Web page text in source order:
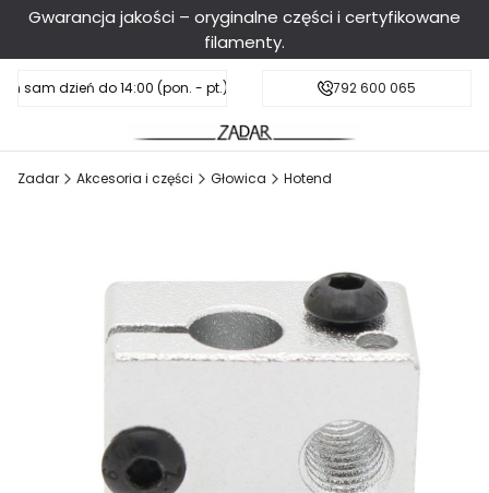
Gwarancja jakości – oryginalne części i certyfikowane
filamenty.
sam dzień do 14:00 (pon. - pt.), sobota do 11:00Darmowa dostawa od 199 zł
792 600 065
Zadar Akcesoria i części Głowica Hotend